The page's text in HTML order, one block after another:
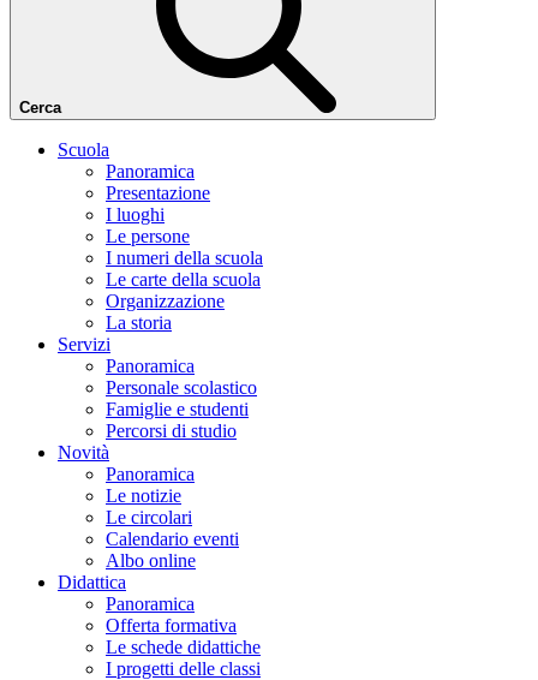
Cerca
Scuola
Panoramica
Presentazione
I luoghi
Le persone
I numeri della scuola
Le carte della scuola
Organizzazione
La storia
Servizi
Panoramica
Personale scolastico
Famiglie e studenti
Percorsi di studio
Novità
Panoramica
Le notizie
Le circolari
Calendario eventi
Albo online
Didattica
Panoramica
Offerta formativa
Le schede didattiche
I progetti delle classi